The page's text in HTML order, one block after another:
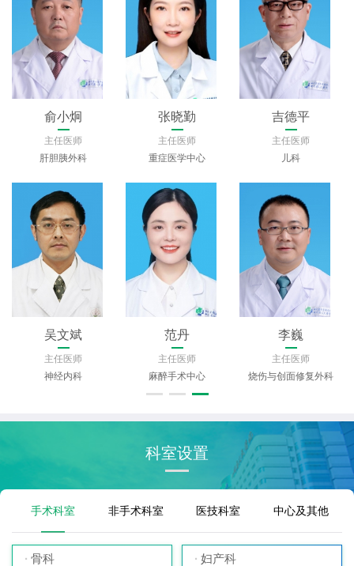
贺涛
主任医师
心血管内科
鲜杨
主任医师
内分泌科
俞小炯
主任医师
肝胆胰外科
丁勇利
主任医师
妇产科
黄江
主任医师
呼吸与危重症医学科
吴文斌
主任医师
神经内科
科室设置
手术科室 非手术科室 医技科室 中心及其他
骨科 妇产科